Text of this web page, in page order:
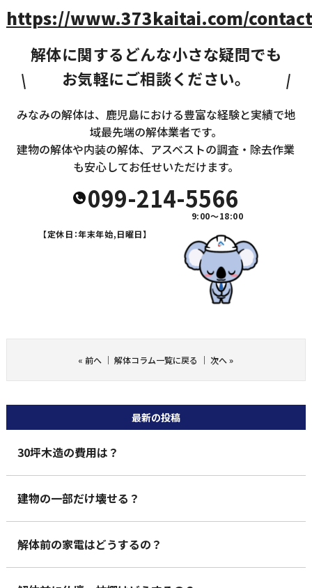
https://www.373kaitai.com/
解体に関するどんな小さな疑問でも
お気軽にご相談ください。
みなみの解体は、鹿児島における豊富な経験と実績で地
域最先端の解体業者です。
建物の解体や内装の解体、アスベストの調査・除去作業
も安心してお任せいただけます。
099-214-5566
9:00～18:00
【定休日：年末年始,日曜日】
« 前へ ｜解体コラム一覧に戻る ｜次へ»
最新の投稿
30坪木造の費用は？
建物の一部だけ壊せる？
解体前の家電はどうするの？